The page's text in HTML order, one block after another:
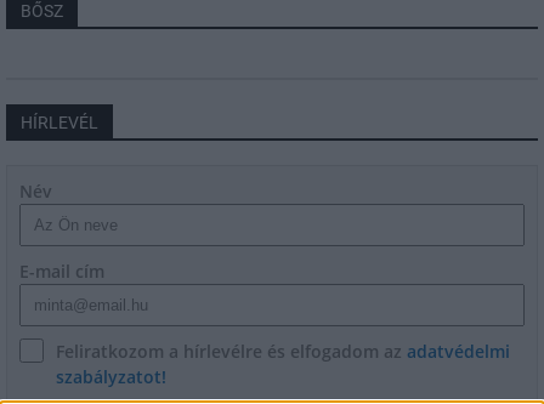
BŐSZ
HÍRLEVÉL
Név
E-mail cím
Feliratkozom a hírlevélre és elfogadom az adatvédelmi
szabályzatot!